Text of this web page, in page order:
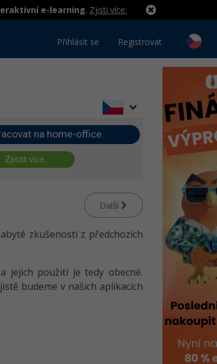
e-learning. Zjisti více:
Přihlásit se Registrovat
na home-office.
Zjistit více...
Další
zkušenosti z předchozích
jejich použití je tedy obecné.
budeme v našich aplikacích